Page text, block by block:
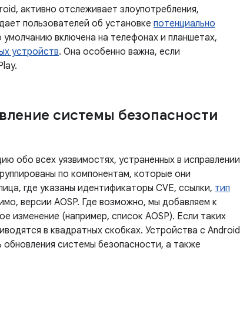
активно отслеживает злоупотребления,
пользователей об установке потенциально
включена на телефонах и планшетах,
устройств. Она особенно важна, если
системы безопасности
обо всех уязвимостях, устраненных в исправлении
по компонентам, которые они
где указаны идентификаторы CVE, ссылки, тип
версии AOSP. Где возможно, мы добавляем к
изменение (например, список AOSP). Если таких
в квадратных скобках. Устройства с Android
системы безопасности, а также